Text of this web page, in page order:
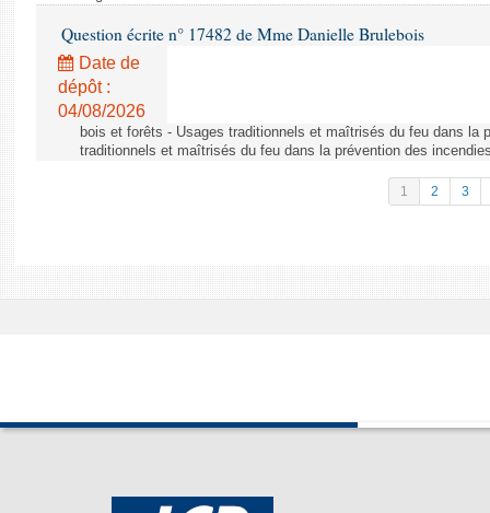
Question écrite n° 17482 de Mme Danielle Brulebois
Date de
dépôt :
04/08/2026
bois et forêts - Usages traditionnels et maîtrisés du feu dans la
traditionnels et maîtrisés du feu dans la prévention des
1 2 3